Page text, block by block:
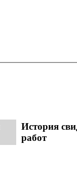
История
работ